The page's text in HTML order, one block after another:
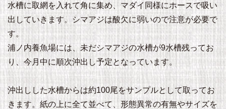
水槽に取網を入れて角に集め、マダイ同様にホースで吸い
出していきます。シマアジは酸欠に弱いので注意が必要で
す。
浦ノ内養魚場には、未だシマアジの水槽が9水槽残ってお
り、今月中に順次沖出し予定となっています。
沖出しした水槽からは約100尾をサンプルとして取ってお
きます。紙の上に全て並べて、形態異常の有無やサイズを